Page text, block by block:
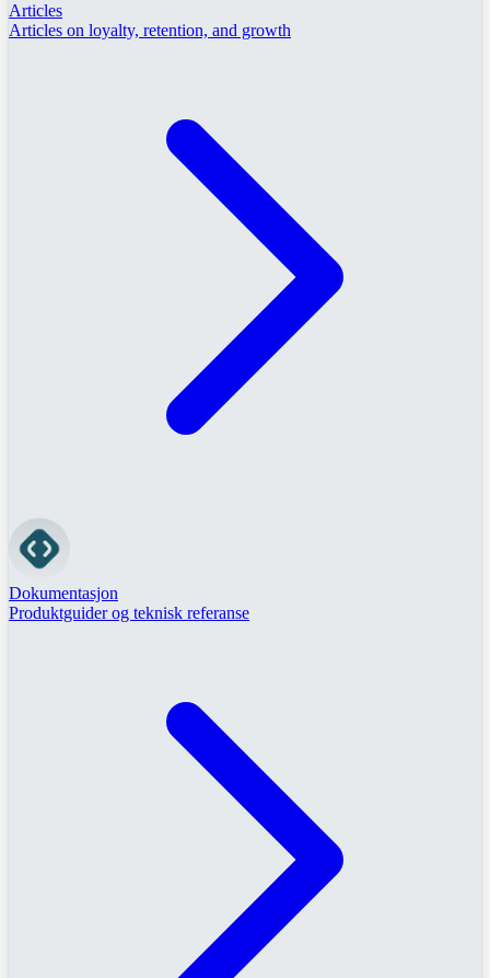
Articles
Articles on loyalty, retention, and growth
Dokumentasjon
Produktguider og teknisk referanse